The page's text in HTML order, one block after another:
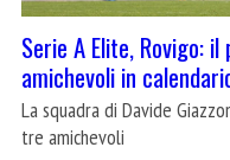
Serie A Elite, Rovigo:
amichevoli in
La squadra di Davide
tre amichevoli